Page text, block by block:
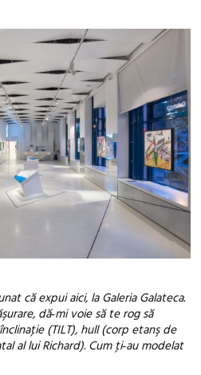
că expui aici, la Galeria Galateca.
dă‑mi voie să te rog să
(TILT), hull (corp etanş de
al lui Richard). Cum ţi‑au modelat